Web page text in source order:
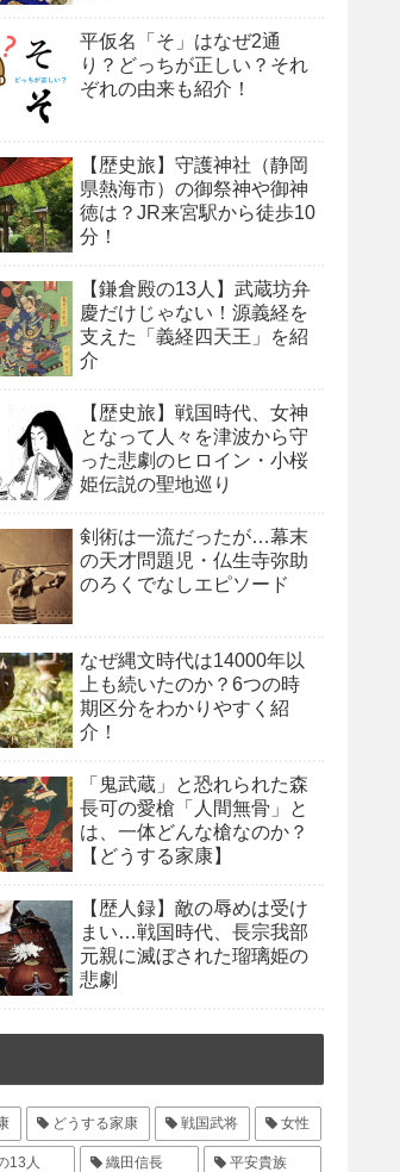
平仮名「そ」はなぜ2通
り？どっちが正しい？それ
ぞれの由来も紹介！
【歴史旅】守護神社（静岡
県熱海市）の御祭神や御神
徳は？JR来宮駅から徒歩10
分！
【鎌倉殿の13人】武蔵坊弁
慶だけじゃない！源義経を
支えた「義経四天王」を紹
介
【歴史旅】戦国時代、女神
となって人々を津波から守
った悲劇のヒロイン・小桜
姫伝説の聖地巡り
剣術は一流だったが…幕末
の天才問題児・仏生寺弥助
のろくでなしエピソード
なぜ縄文時代は14000年以
上も続いたのか？6つの時
期区分をわかりやすく紹
介！
「鬼武蔵」と恐れられた森
長可の愛槍「人間無骨」と
は、一体どんな槍なのか？
【どうする家康】
【歴人録】敵の辱めは受け
まい…戦国時代、長宗我部
元親に滅ぼされた瑠璃姫の
悲劇
どうする家康 戦国武将 女性
13人 織田信長 平安貴族